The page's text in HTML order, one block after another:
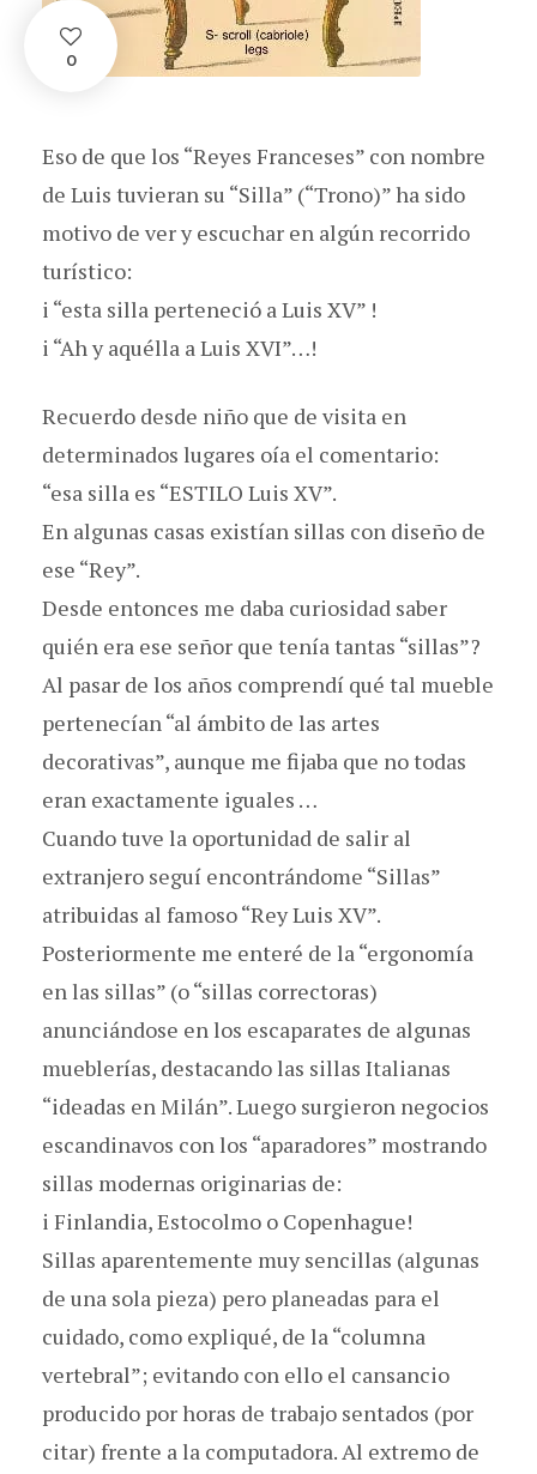
0
Eso de que los “Reyes Franceses” con nombre
de Luis tuvieran su “Silla” (“Trono)” ha sido
motivo de ver y escuchar en algún recorrido
turístico:
i “esta silla perteneció a Luis XV” !
i “Ah y aquélla a Luis XVI”…!
Recuerdo desde niño que de visita en
determinados lugares oía el comentario:
“esa silla es “ESTILO Luis XV”.
En algunas casas existían sillas con diseño de
ese “Rey”.
Desde entonces me daba curiosidad saber
quién era ese señor que tenía tantas “sillas”?
Al pasar de los años comprendí qué tal mueble
pertenecían “al ámbito de las artes
decorativas”, aunque me fijaba que no todas
eran exactamente iguales …
Cuando tuve la oportunidad de salir al
extranjero seguí encontrándome “Sillas”
atribuidas al famoso “Rey Luis XV”.
Posteriormente me enteré de la “ergonomía
en las sillas” (o “sillas correctoras)
anunciándose en los escaparates de algunas
mueblerías, destacando las sillas Italianas
“ideadas en Milán”. Luego surgieron negocios
escandinavos con los “aparadores” mostrando
sillas modernas originarias de:
i Finlandia, Estocolmo o Copenhague!
Sillas aparentemente muy sencillas (algunas
de una sola pieza) pero planeadas para el
cuidado, como expliqué, de la “columna
vertebral”; evitando con ello el cansancio
producido por horas de trabajo sentados (por
citar) frente a la computadora. Al extremo de